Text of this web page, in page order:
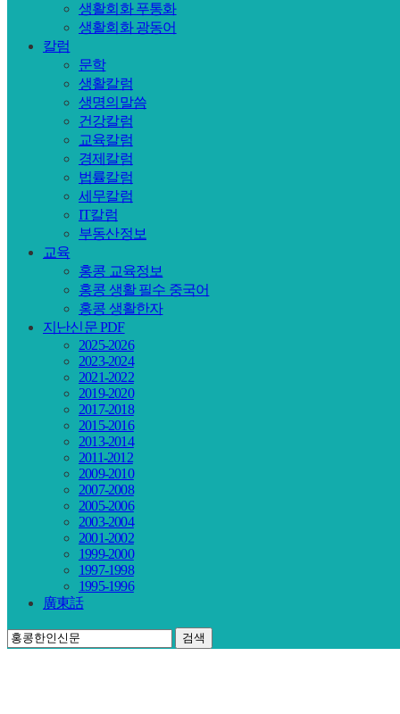
생활회화 푸통화
생활회화 광동어
칼럼
문학
생활칼럼
생명의말씀
건강칼럼
교육칼럼
경제칼럼
법률칼럼
세무칼럼
IT칼럼
부동산정보
교육
홍콩 교육정보
홍콩 생활 필수 중국어
홍콩 생활한자
지난신문 PDF
2025-2026
2023-2024
2021-2022
2019-2020
2017-2018
2015-2016
2013-2014
2011-2012
2009-2010
2007-2008
2005-2006
2003-2004
2001-2002
1999-2000
1997-1998
1995-1996
廣東話
검색